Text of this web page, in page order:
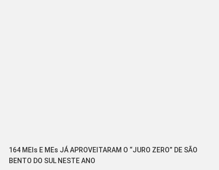
164 MEIs E MEs JÁ APROVEITARAM O “JURO ZERO” DE SÃO
BENTO DO SUL NESTE ANO